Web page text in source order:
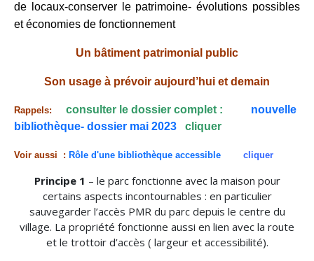
de locaux-conserver le patrimoine- évolutions possibles
et économies de fonctionnement
Un bâtiment patrimonial public
Son usage à prévoir aujourd’hui et demain
Rappels: consulter le dossier complet : nouvelle
bibliothèque- dossier mai 2023 cliquer
Voir aussi : Rôle d'une bibliothèque accessible cliquer
Principe 1 – le parc fonctionne avec la maison pour
certains aspects incontournables : en particulier
sauvegarder l’accès PMR du parc depuis le centre du
village. La propriété fonctionne aussi en lien avec la route
et le trottoir d’accès ( largeur et accessibilité).